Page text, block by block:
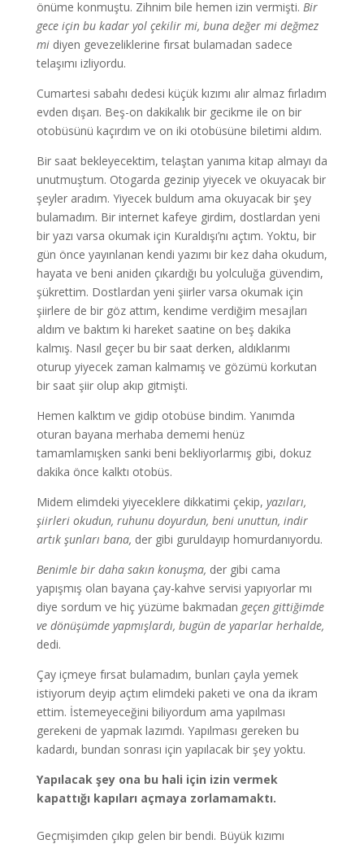
önüme konmuştu. Zihnim bile hemen izin vermişti. Bir
gece için bu kadar yol çekilir mi, buna değer mi değmez
midiyen gevezeliklerine fırsat bulamadan sadece
telaşımı izliyordu.
Cumartesi sabahı dedesi küçük kızımı alır almaz fırladım
evden dışarı. Beş-on dakikalık bir gecikme ile on bir
otobüsünü kaçırdım ve on iki otobüsüne biletimi aldım.
Bir saat bekleyecektim, telaştan yanıma kitap almayı da
unutmuştum. Otogarda gezinip yiyecek ve okuyacak bir
şeyler aradım. Yiyecek buldum ama okuyacak bir şey
bulamadım. Bir internet kafeye girdim, dostlardan yeni
bir yazı varsa okumak için Kuraldışı’nı açtım. Yoktu, bir
gün önce yayınlanan kendi yazımı bir kez daha okudum,
hayata ve beni aniden çıkardığı bu yolculuğa güvendim,
şükrettim. Dostlardan yeni şiirler varsa okumak için
şiirlere de bir göz attım, kendime verdiğim mesajları
aldım ve baktım ki hareket saatine on beş dakika
kalmış. Nasıl geçer bu bir saat derken, aldıklarımı
oturup yiyecek zaman kalmamış ve gözümü korkutan
bir saat şiir olup akıp gitmişti.
Hemen kalktım ve gidip otobüse bindim. Yanımda
oturan bayana merhaba dememi henüz
tamamlamışken sanki beni bekliyorlarmış gibi, dokuz
dakika önce kalktı otobüs.
Midem elimdeki yiyeceklere dikkatimi çekip, yazıları,
şiirleri okudun, ruhunu doyurdun, beni unuttun, indir
artık şunları bana, der gibi guruldayıp homurdanıyordu.
Benimle bir daha sakın konuşma, der gibi cama
yapışmış olan bayana çay-kahve servisi yapıyorlar mı
diye sordum ve hiç yüzüme bakmadan geçen gittiğimde
ve dönüşümde yapmışlardı, bugün de yaparlar herhalde,
dedi.
Çay içmeye fırsat bulamadım, bunları çayla yemek
istiyorum deyip açtım elimdeki paketi ve ona da ikram
ettim. İstemeyeceğini biliyordum ama yapılması
gerekeni de yapmak lazımdı. Yapılması gereken bu
kadardı, bundan sonrası için yapılacak bir şey yoktu.
Yapılacak şey ona bu hali için izin vermek
kapattığı kapıları açmaya zorlamamaktı.
Geçmişimden çıkıp gelen bir bendi. Büyük kızımı